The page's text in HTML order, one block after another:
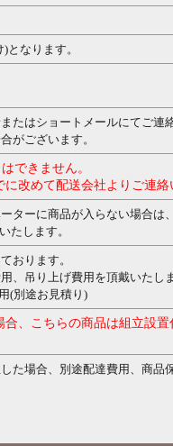
なります。
たはショートメールにてご連
がございます。
できません。
改めて配送会社よりご連絡
ターに商品が入らない場合は
たします。
おります。
、吊り上げ費用を頂戴いたしま
(別途お見積り)
合、こちらの商品は組立設
た場合、別途配達費用、商品